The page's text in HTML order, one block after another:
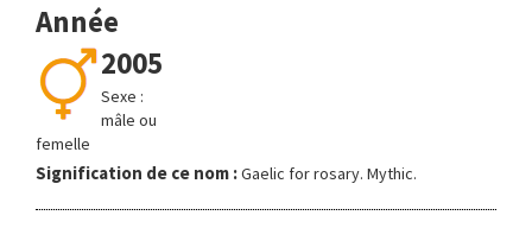
Année
2005
Sexe :
mâle ou
femelle
Signification de ce nom :Gaelic for rosary. Mythic.